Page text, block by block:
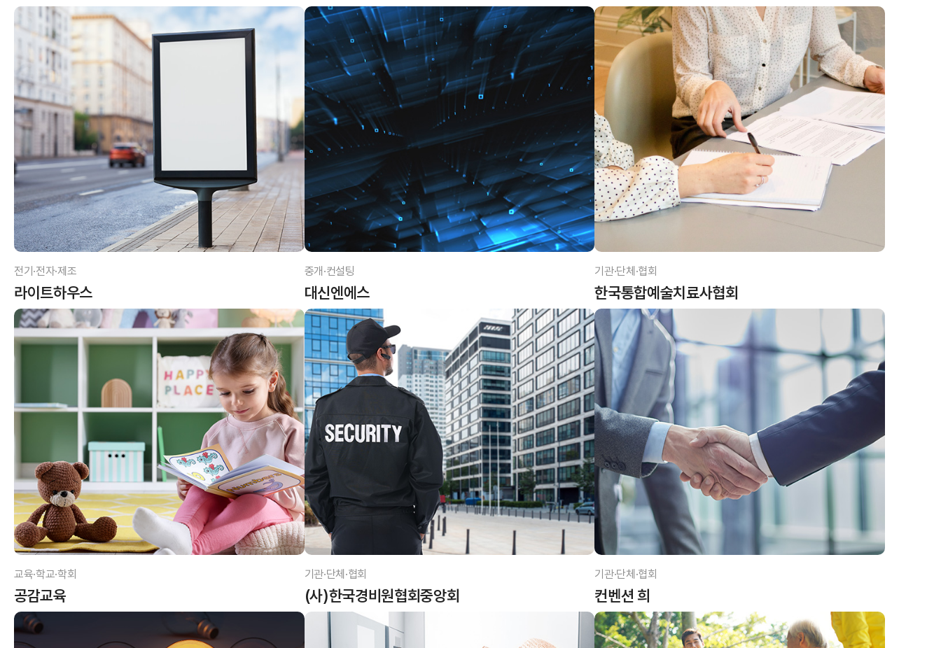
전기·전자·제조
라이트하우스
중개·컨설팅
대신엔에스
기관·단체·협회
한국통합예술치료사협회
교육·학교·학회
공감교육
기관·단체·협회
(사)한국경비원협회중앙회
기관·단체·협회
컨벤션 희